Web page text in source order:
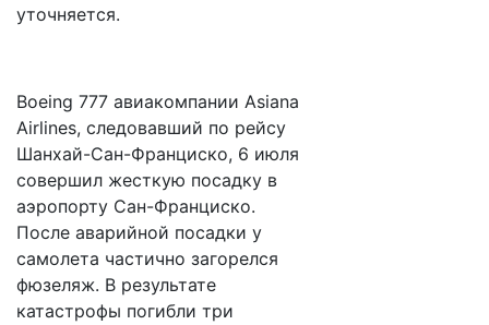
уточняется.
Boeing 777 авиакомпании Asiana
Airlines, следовавший по рейсу
Шанхай-Сан-Франциско, 6 июля
совершил жесткую посадку в
аэропорту Сан-Франциско.
После аварийной посадки у
самолета частично загорелся
фюзеляж. В результате
катастрофы погибли три